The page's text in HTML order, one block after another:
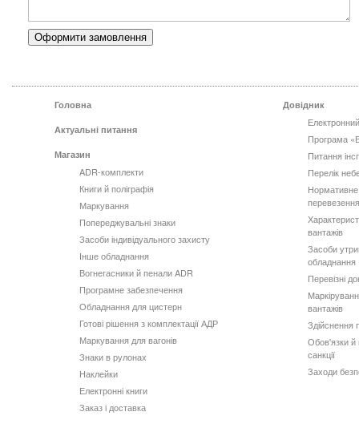
Головна
Актуальні питання
Магазин
ADR-комплекти
Книги й поліграфія
Маркування
Попереджувальні знаки
Засоби індивідуального захисту
Інше обладнання
Вогнегасники й пенали ADR
Програмне забезпечення
Обладнання для цистерн
Готові рішення з комплектації АДР
Маркування для вагонів
Знаки в рулонах
Наклейки
Електронні книги
Заказ і доставка
Довідник
Програма
Питання
Перелік
вантажів
Засоби
обладнання
Перевізні
вантажів
Здійснення
Обов'язки й
санкції
Заходи